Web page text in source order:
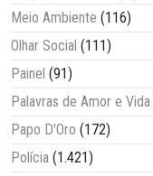
Meio Ambiente (116)
Olhar Social (111)
Painel (91)
Palavras de Amor e Vida
Papo D'Oro (172)
Polícia (1.421)